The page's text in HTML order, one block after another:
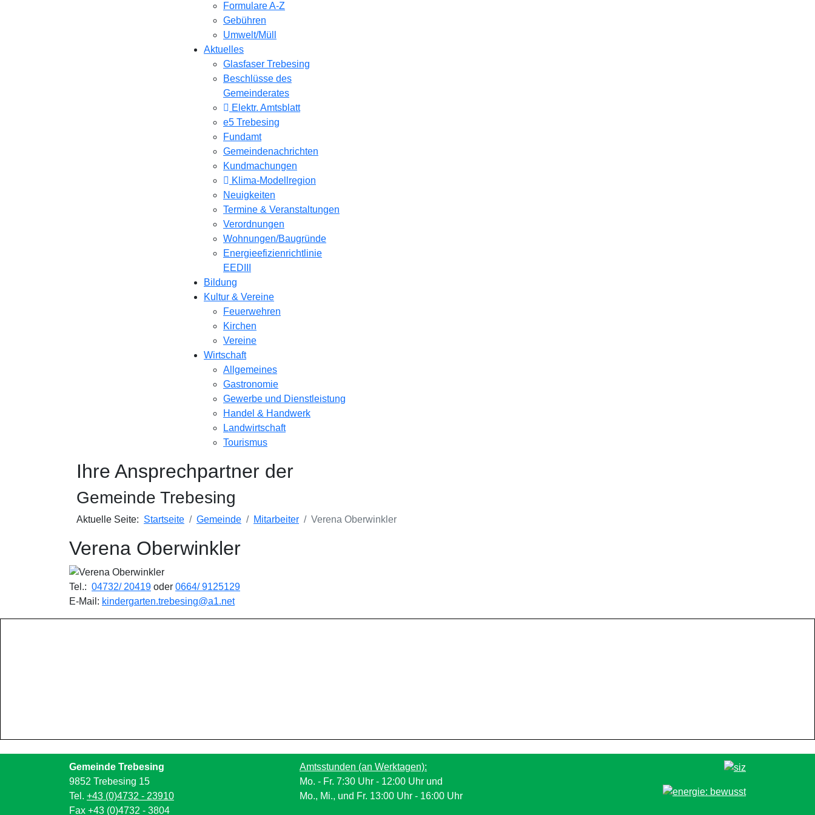
Formulare A-Z
Gebühren
Umwelt/Müll
Aktuelles
Glasfaser Trebesing
Beschlüsse des
Gemeinderates
Elektr. Amtsblatt
e5 Trebesing
Fundamt
Gemeindenachrichten
Kundmachungen
Klima-Modellregion
Neuigkeiten
Termine & Veranstaltungen
Verordnungen
Wohnungen/Baugründe
Energieefizienrichtlinie
EEDIII
Bildung
Kultur & Vereine
Feuerwehren
Kirchen
Vereine
Wirtschaft
Allgemeines
Gastronomie
Gewerbe und Dienstleistung
Handel & Handwerk
Landwirtschaft
Tourismus
Ihre Ansprechpartner der
Gemeinde Trebesing
Aktuelle Seite: Startseite Gemeinde Mitarbeiter Verena Oberwinkler
Verena Oberwinkler
Tel.: 04732/ 20419 oder 0664/ 9125129
E-Mail: kindergarten.trebesing@a1.net
Gemeinde Trebesing
9852 Trebesing 15
Tel. +43 (0)4732 - 23910
Fax +43 (0)4732 - 3804
Amtsstunden (an Werktagen):
Mo. - Fr. 7:30 Uhr - 12:00 Uhr und
Mo., Mi., und Fr. 13:00 Uhr - 16:00 Uhr